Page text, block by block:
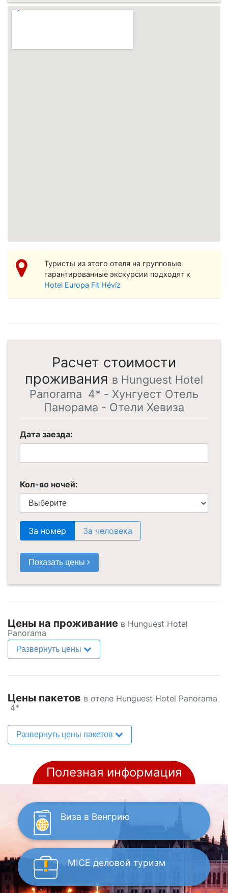
Туристы из этого отеля на групповые
гарантированные экскурсии подходят к
Hotel Europa Fit Hévíz
Расчет стоимости
проживания в Hunguest Hotel
Panorama 4* - Хунгуест Отель
Панорама - Отели Хевиза
Дата заезда:
Кол-во ночей:
За номер За человека
Показать цены
Цены на проживание в Hunguest Hotel
Panorama
Развернуть цены
Цены пакетов в отеле Hunguest Hotel Panorama
4*
Развернуть цены пакетов
Полезная информация
Виза в Венгрию
MICE деловой туризм